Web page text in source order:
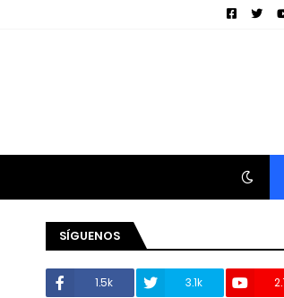
SÍGUENOS
1.5k 3.1k